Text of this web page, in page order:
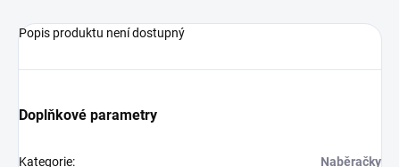
Popis produktu není dostupný
Doplňkové parametry
Kategorie: Naběračky